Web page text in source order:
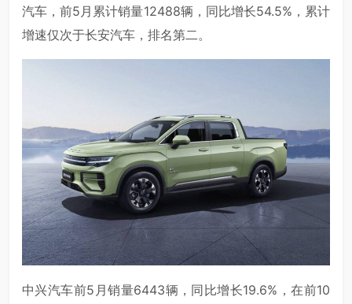
汽车，前5月累计销量12488辆，同比增长54.5%，累计
增速仅次于长安汽车，排名第二。
中兴汽车前5月销量6443辆，同比增长19.6%，在前10